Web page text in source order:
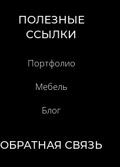
ПОЛЕЗНЫЕ
ССЫЛКИ
Портфолио
Мебель
Блог
ОБРАТНАЯ СВЯЗЬ